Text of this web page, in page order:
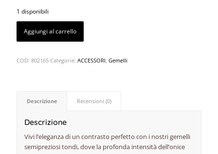
1 disponibili
Aggiungi al carrello
COD: 802165 Categorie: ACCESSORI, Gemelli
Descrizione Recensioni (0)
Descrizione
Vivi l’eleganza di un contrasto perfetto con i nostri gemelli
semipreziosi tondi,dove la profonda intensità dell’onice